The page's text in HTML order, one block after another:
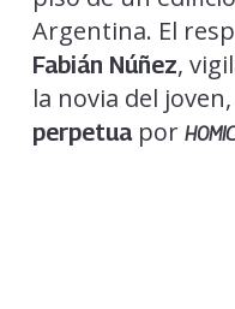
Argentina. El
Fabián Núñez,
la novia del
perpetuapor